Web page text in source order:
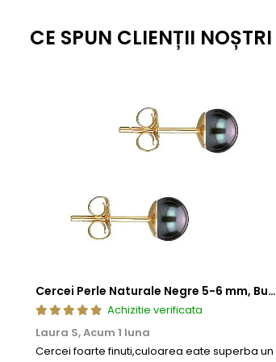
estetica, cat si fiabilitate de lunga durata.
CE SPUN CLIENȚII NOȘTRI
Cercei Perle Naturale Negre 5-6 mm, Buton AAA, Aur 14K (aur 585), Tip Șurub | KASKADDA®
Achizitie verificata
Laura S,Acum 1 luna
Cercei foarte finuti,culoarea eate superba un